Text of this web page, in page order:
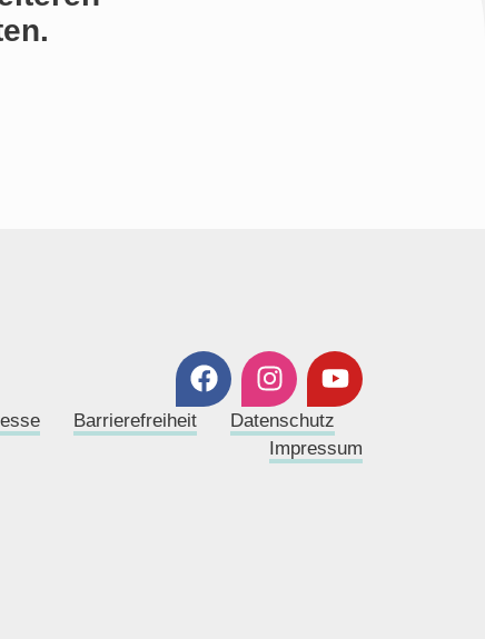
Barrierefreiheit
Datenschutz
Impressum